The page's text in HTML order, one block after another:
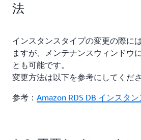
法
インスタンスタイプの変更の際に
ますが、メンテナンスウィンドウ
とも可能です。
変更方法は以下を参考にしてくださ
参考： Amazon RDS DB インスタ